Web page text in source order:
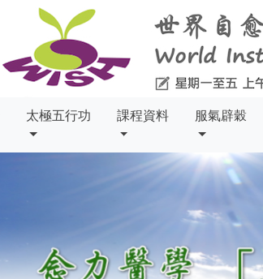
太極五行功 課程資料 服氣辟穀